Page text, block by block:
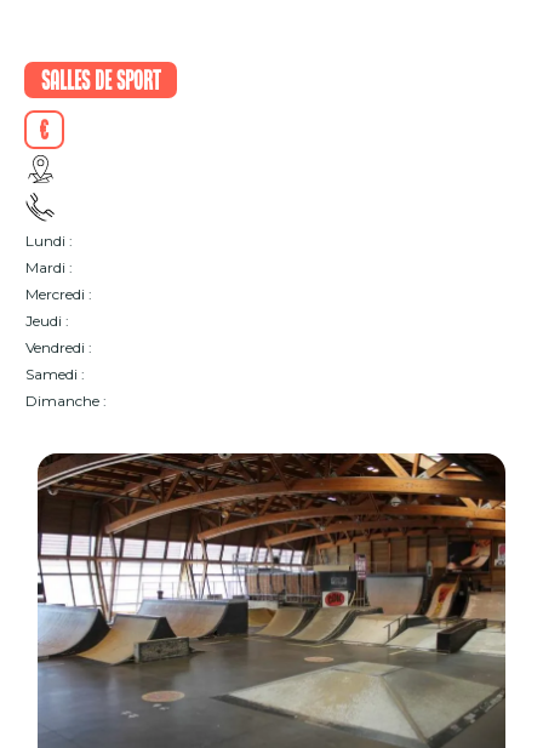
Salles de sport
€
Lundi :
Mardi :
Mercredi :
Jeudi :
Vendredi :
Samedi :
Dimanche :